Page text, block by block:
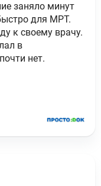
заняло минут
для МРТ.
к своему врачу.
в
нет.